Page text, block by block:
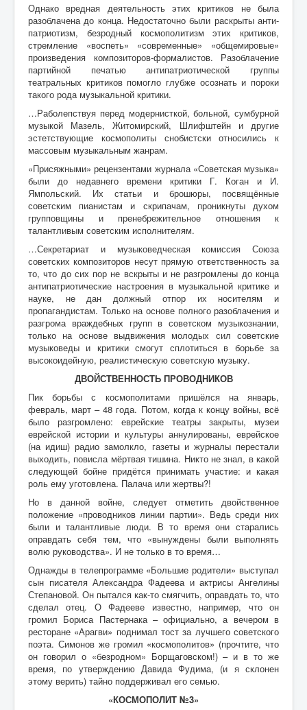
Однако вредная деятельность этих критиков не была
разоблачена до конца. Недостаточно были раскрыты анти-
патриотизм, безродный космополитизм этих критиков,
стремление «воспеть» «современные» «общемировые»
произведения композиторов-формалистов. Разоблачение
партийной печатью антипатриотической группы
театральных критиков помогло глубже осознать и пороки
такого рода музыкальной критики.
…Раболепствуя перед модернисткой, больной, сумбурной
музыкой Мазель, Житомирский, Шлифштейн и другие
эстетствующие космополиты снобистски относились к
массовым музыкальным жанрам.
«Присяжными» рецензентами журнала «Советская музыка»
были до недавнего времени критики Г. Коган и И.
Ямпольский. Их статьи и брошюры, посвящённые
советским пианистам и скрипачам, проникнуты духом
групповщины и пренебрежительное отношения к
талантливым советским исполнителям.
…Секретариат и музыковедческая комиссия Союза
советских композиторов несут прямую ответственность за
то, что до сих пор не вскрыты и не разгромлены до конца
антипатриотические настроения в музыкальной критике и
науке, не дан должный отпор их носителям и
пропагандистам. Только на основе полного разоблачения и
разгрома враждебных групп в советском музыкознании,
только на основе выдвижения молодых сил советские
музыковеды и критики смогут сплотиться в борьбе за
высокоидейную, реалистическую советскую музыку.
ДВОЙСТВЕННОСТЬ ПРОВОДНИКОВ
Пик борьбы с космополитами пришёлся на январь,
февраль, март – 48 года. Потом, когда к концу войны, всё
было разгромлено: еврейские театры закрыты, музеи
еврейской истории и культуры аннулированы, еврейское
(на идиш) радио замолкло, газеты и журналы перестали
выходить, повисла мёртвая тишина. Никто не знал, в какой
следующей бойне придётся принимать участие: и какая
роль ему уготовлена. Палача или жертвы?!
Но в данной войне, следует отметить двойственное
положение «проводников линии партии». Ведь среди них
были и талантливые люди. В то время они старались
оправдать себя тем, что «вынуждены были выполнять
волю руководства». И не только в то время…
Однажды в телепрограмме «Большие родители» выступал
сын писателя Александра Фадеева и актрисы Ангелины
Степановой. Он пытался как-то смягчить, оправдать то, что
сделал отец. О Фадееве известно, например, что он
громил Бориса Пастернака – официально, а вечером в
ресторане «Арагви» поднимал тост за лучшего советского
поэта. Симонов же громил «космополитов» (прочтите, что
он говорил о «безродном» Борщаговском!) – и в то же
время, по утверждению Давида Фудима, (и я склонен
этому верить) тайно поддерживал его семью.
«КОСМОПОЛИТ №3»